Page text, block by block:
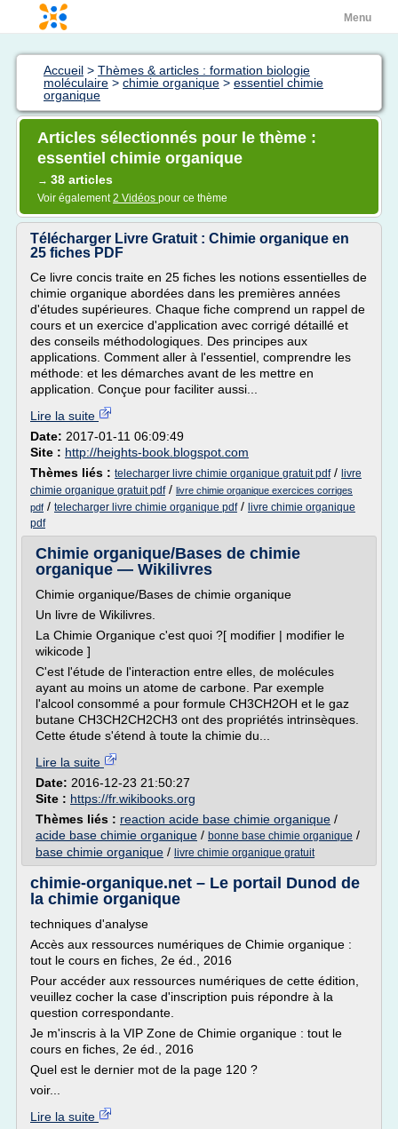
Menu
Accueil > Thèmes & articles : formation biologie
moléculaire > chimie organique > essentiel chimie
organique
Articles sélectionnés pour le thème :
essentiel chimie organique
→ 38 articles
Voir également2 Vidéos pour ce thème
Télécharger Livre Gratuit : Chimie organique en
25 fiches PDF
Ce livre concis traite en 25 fiches les notions essentielles de
chimie organique abordées dans les premières années
d'études supérieures. Chaque fiche comprend un rappel de
cours et un exercice d'application avec corrigé détaillé et
des conseils méthodologiques. Des principes aux
applications. Comment aller à l'essentiel, comprendre les
méthode: et les démarches avant de les mettre en
application. Conçue pour faciliter aussi...
Lire la suite
Date: 2017-01-11 06:09:49
Site : http://heights-book.blogspot.com
Thèmes liés : telecharger livre chimie organique gratuit pdf/ livre
chimie organique gratuit pdf/ livre chimie organique exercices corriges
pdf / telecharger livre chimie organique pdf/ livre chimie organique
pdf
Chimie organique/Bases de chimie
organique — Wikilivres
Chimie organique/Bases de chimie organique
Un livre de Wikilivres.
La Chimie Organique c'est quoi ?[ modifier | modifier le
wikicode ]
C'est l'étude de l'interaction entre elles, de molécules
ayant au moins un atome de carbone. Par exemple
l'alcool consommé a pour formule CH3CH2OH et le gaz
butane CH3CH2CH2CH3 ont des propriétés intrinsèques.
Cette étude s'étend à toute la chimie du...
Lire la suite
Date: 2016-12-23 21:50:27
Site : https://fr.wikibooks.org
Thèmes liés : reaction acide base chimie organique /
acide base chimie organique / bonne base chimie organique /
base chimie organique / livre chimie organique gratuit
chimie-organique.net – Le portail Dunod de
la chimie organique
techniques d'analyse
Accès aux ressources numériques de Chimie organique :
tout le cours en fiches, 2e éd., 2016
Pour accéder aux ressources numériques de cette édition,
veuillez cocher la case d'inscription puis répondre à la
question correspondante.
Je m'inscris à la VIP Zone de Chimie organique : tout le
cours en fiches, 2e éd., 2016
Quel est le dernier mot de la page 120 ?
voir...
Lire la suite